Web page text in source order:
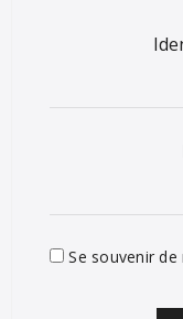
Se souvenir de